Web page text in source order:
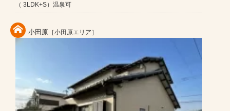
（ 3LDK+S）温泉可
小田原 ［小田原エリア］